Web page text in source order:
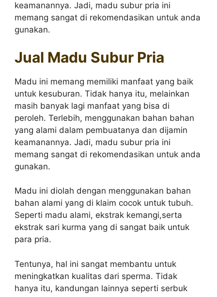
keamanannya. Jadi, madu subur pria ini
memang sangat di rekomendasikan untuk anda
gunakan.
Jual Madu Subur Pria
Madu ini memang memiliki manfaat yang baik
untuk kesuburan. Tidak hanya itu, melainkan
masih banyak lagi manfaat yang bisa di
peroleh. Terlebih, menggunakan bahan bahan
yang alami dalam pembuatanya dan dijamin
keamanannya. Jadi, madu subur pria ini
memang sangat di rekomendasikan untuk anda
gunakan.
Madu ini diolah dengan menggunakan bahan
bahan alami yang di klaim cocok untuk tubuh.
Seperti madu alami, ekstrak kemangi,serta
ekstrak sari kurma yang di sangat baik untuk
para pria.
Tentunya, hal ini sangat membantu untuk
meningkatkan kualitas dari sperma. Tidak
hanya itu, kandungan lainnya seperti serbuk